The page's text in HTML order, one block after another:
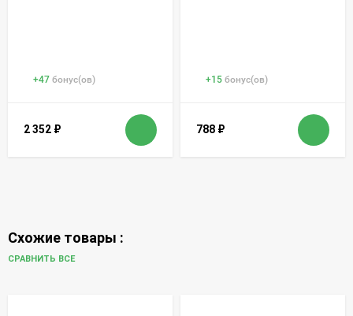
+47 бонус(ов)
2 352 ₽
+15 бонус(ов)
788 ₽
Схожие товары :
СРАВНИТЬ ВСЕ